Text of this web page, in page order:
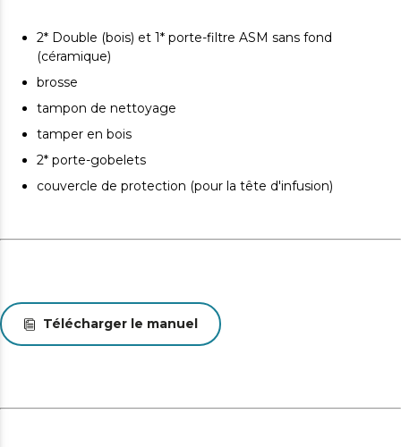
2* Double (bois) et 1* porte-filtre ASM sans fond
(céramique)
brosse
tampon de nettoyage
tamper en bois
2* porte-gobelets
couvercle de protection (pour la tête d'infusion)
Télécharger le manuel